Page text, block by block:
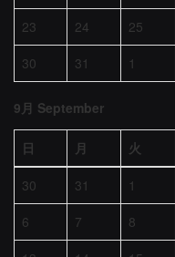
23
24 25
30
31 1
9月 September
日 月 火
30 31 1
6
7 8